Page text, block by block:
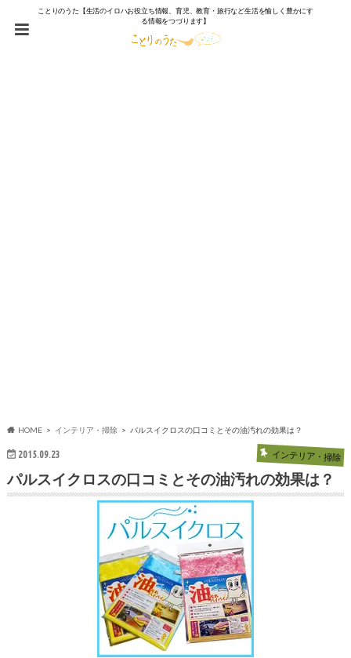
ことりのうた【生活のイロハお役立ち情報、育児、教育・旅行など生活を愉しく豊かにす
る情報をつづります】
HOME インテリア・掃除 パルスイクロスの口コミとその油汚れの効果は？
2015.09.23 インテリア・掃除
パルスイクロスの口コミとその油汚れの効果は？